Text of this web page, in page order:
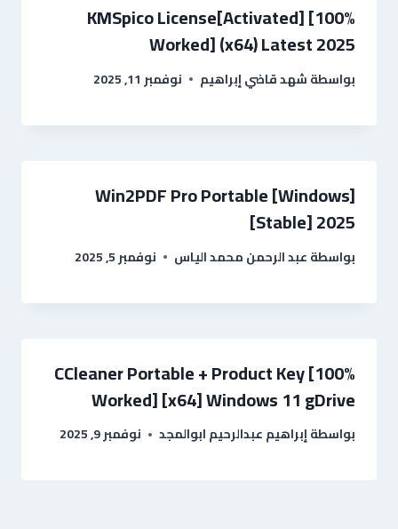
KMSpico License[Activated] [100%
Worked] (x64) Latest 2025
بواسطةشهد قاضي إبراهيم نوفمبر 11, 2025
Win2PDF Pro Portable [Windows]
[Stable] 2025
بواسطةعبد الرحمن محمد الياس نوفمبر 5, 2025
CCleaner Portable + Product Key [100%
Worked] [x64] Windows 11 gDrive
بواسطةإبراهيم عبدالرحيم ابوالمجد نوفمبر 9, 2025